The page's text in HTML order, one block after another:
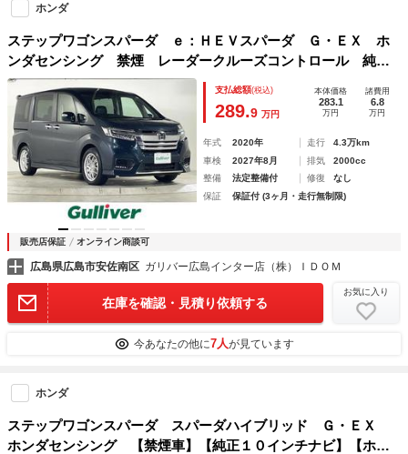
ホンダ
ステップワゴンスパーダ ｅ：ＨＥＶスパーダ Ｇ・ＥＸ ホ
ンダセンシング 禁煙 レーダークルーズコントロール 純正
１０インチナビ バックカメラ 両側パワースライドドア シ
ートヒーター ビルトインＥＴＣ２．０ 純正フロアマット
社外１７インチアルミホイール スマートキー
支払総額(税込)
289.9 万円
本体価格
283.1
万円
諸費用
6.8
万円
年式 2020年 走行
4.3万km
車検
2027年8月 排気
2000cc
整備
法定整備付 修復
なし
保証
保証付 (3ヶ月・走行無制限)
販売店保証 オンライン商談可
広島県広島市安佐南区 ガリバー広島インター店（株）ＩＤＯＭ
在庫を確認・見積り依頼する
お気に入り
今あなたの他に7人が見ています
ホンダ
ステップワゴンスパーダ スパーダハイブリッド Ｇ・ＥＸ
ホンダセンシング 【禁煙車】【純正１０インチナビ】【ホン